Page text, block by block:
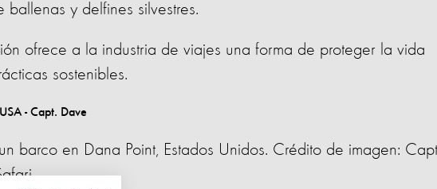
y delfines silvestres.
ofrece a la industria de viajes una forma de proteger la vida
sostenibles.
barco en Dana Point, Estados Unidos. Crédito de imagen: